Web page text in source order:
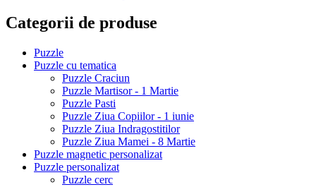
Categorii de produse
Puzzle
Puzzle cu tematica
Puzzle Craciun
Puzzle Martisor - 1 Martie
Puzzle Pasti
Puzzle Ziua Copiilor - 1 iunie
Puzzle Ziua Indragostitilor
Puzzle Ziua Mamei - 8 Martie
Puzzle magnetic personalizat
Puzzle personalizat
Puzzle cerc